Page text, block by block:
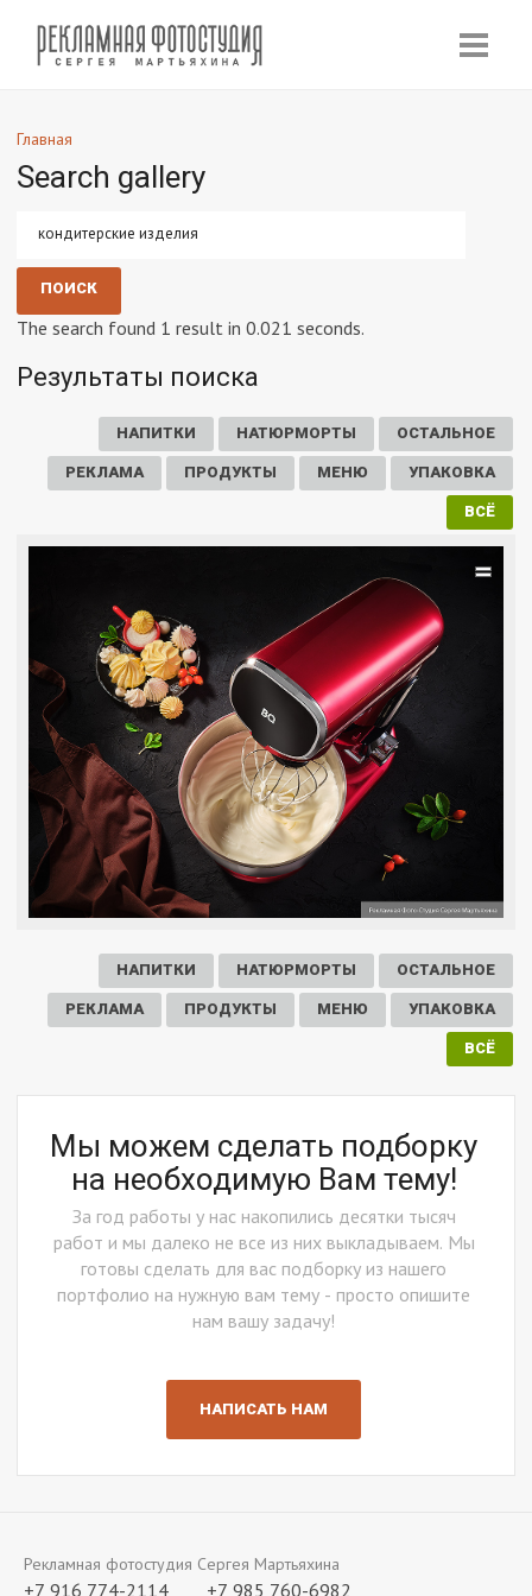
Главная
Search gallery
The search found 1 result in 0.021 seconds.
Результаты поиска
ОСТАЛЬНОЕ
НАТЮРМОРТЫ
НАПИТКИ
УПАКОВКА
МЕНЮ
ПРОДУКТЫ
РЕКЛАМА
ВСЁ
=
ОСТАЛЬНОЕ
НАТЮРМОРТЫ
НАПИТКИ
УПАКОВКА
МЕНЮ
ПРОДУКТЫ
РЕКЛАМА
ВСЁ
Мы можем сделать подборку
на необходимую Вам тему!
За год работы у нас накопились десятки тысяч
работ и мы далеко не все из них выкладываем. Мы
готовы сделать для вас подборку из нашего
портфолио на нужную вам тему - просто опишите
нам вашу задачу!
НАПИСАТЬ НАМ
Рекламная фотостудия Сергея Мартьяхина
+7 916 774-2114 +7 985 760-6982